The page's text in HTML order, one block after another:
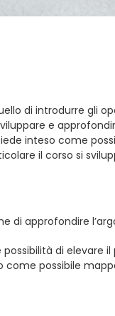
di introdurre gli
e
inteso come
il corso si
di approfondire
di elevare
possibile